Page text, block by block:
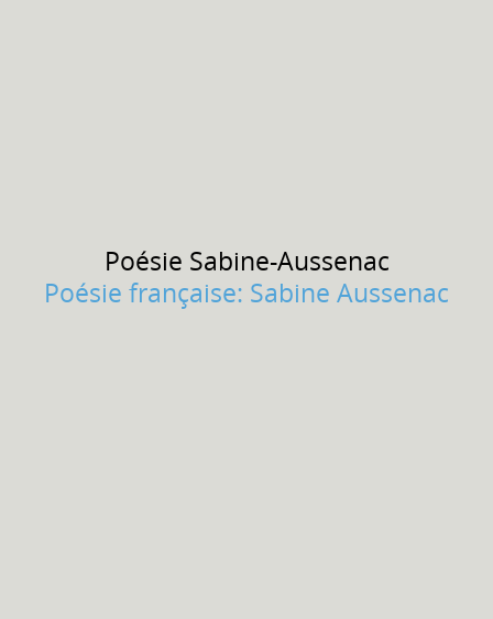
Poésie Sabine-Aussenac
Poésie française: Sabine Aussenac